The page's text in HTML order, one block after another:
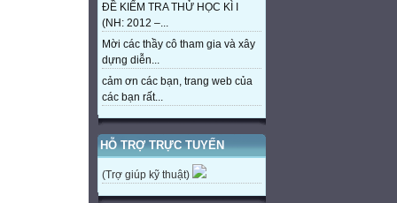
ĐỀ KIỂM TRA THỬ HỌC KÌ I
(NH: 2012 –...
Mời các thầy cô tham gia và xây
dựng diễn...
cảm ơn các bạn, trang web của
các bạn rất...
HỖ TRỢ TRỰC TUYẾN
(Trợ giúp kỹ thuật)